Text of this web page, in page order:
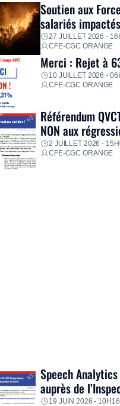
Soutien aux
salariés
27 JUILLET 2026 -
CFE-CGC ORANGE
Merci : Rejet à
10 JUILLET 2026 -
CFE-CGC ORANGE
Référendum
NON aux
2 JUILLET 2026 -
CFE-CGC ORANGE
Speech
auprès de
19 JUIN 2026 - 10H16